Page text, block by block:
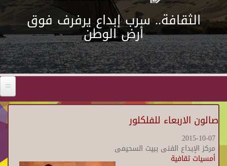
الثقافة.. سرب إبداع يرفرف فوق
أرض الوطن
صالون الاربعاء للفلكلور
2015-10-07
مركز الإبداع الفنى ببيت السحيمى
أمسيات ثقافية